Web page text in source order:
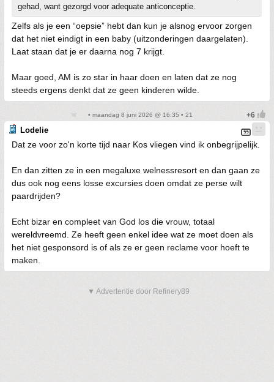
gehad, want gezorgd voor adequate anticonceptie.
Zelfs als je een “oepsie” hebt dan kun je alsnog ervoor zorgen
dat het niet eindigt in een baby (uitzonderingen daargelaten).
Laat staan dat je er daarna nog 7 krijgt.
Maar goed, AM is zo star in haar doen en laten dat ze nog
steeds ergens denkt dat ze geen kinderen wilde.
• maandag 8 juni 2026 @ 16:35 • 21
Lodelie
Dat ze voor zo'n korte tijd naar Kos vliegen vind ik onbegrijpelijk.
En dan zitten ze in een megaluxe welnessresort en dan gaan ze
dus ook nog eens losse excursies doen omdat ze perse wilt
paardrijden?
Echt bizar en compleet van God los die vrouw, totaal
wereldvreemd. Ze heeft geen enkel idee wat ze moet doen als
het niet gesponsord is of als ze er geen reclame voor hoeft te
maken.
▼ Advertentie door Refinery89